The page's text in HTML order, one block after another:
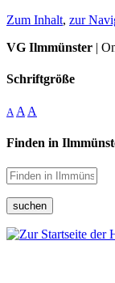
Zum Inhalt, zur
VG Ilmmünster |
Schriftgröße
A A A
Finden in
suchen